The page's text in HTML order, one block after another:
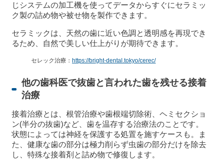
じシステムの加工機を使ってデータからすぐにセラミッ
ク製の詰め物や被せ物を製作できます。
セラミックは、天然の歯に近い色調と透明感を再現でき
るため、自然で美しい仕上がりが期待できます。
セレック治療： https://bright-dental.tokyo/cerec/
他の歯科医で抜歯と言われた歯を残せる接着
治療
接着治療とは、根管治療や歯根端切除術、ヘミセクショ
ン(半分の抜歯)など、歯を温存する治療法のことです。
状態によっては神経を保護する処置を施すケースも。ま
た、健康な歯の部分は極力削らず虫歯の部分だけを除去
し、特殊な接着剤と詰め物で修復します。